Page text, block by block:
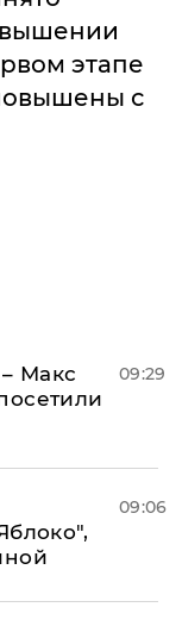
этапе
с
Макс
09:29
09:06